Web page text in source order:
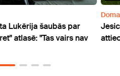
Lukērija šaubās par
atlasē: "Tas vairs nav